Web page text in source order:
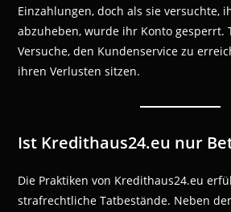
Einzahlungen, doch als sie versuchte,
abzuheben, wurde ihr Konto gesperrt.
Versuche, den Kundenservice zu
ihren Verlusten sitzen.
Ist Kredithaus24.eu nur
Die Praktiken von Kredithaus24.eu
strafrechtliche Tatbestände. Neben